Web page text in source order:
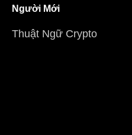
Người Mới
Thuật Ngữ Crypto